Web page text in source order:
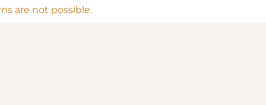
are not possible.